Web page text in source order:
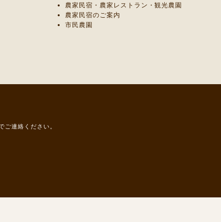
農家民宿・農家レストラン・観光農園
農家民宿のご案内
市民農園
連絡ください。